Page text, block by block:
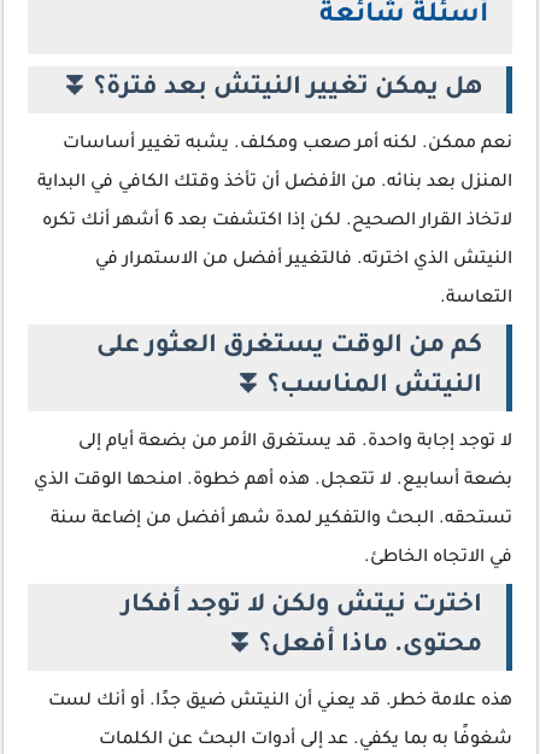
أسئلة شائعة
هل يمكن تغيير النيتش بعد فترة؟ ⏬
نعم ممكن. لكنه أمر صعب ومكلف. يشبه تغيير أساسات
المنزل بعد بنائه. من الأفضل أن تأخذ وقتك الكافي في البداية
لاتخاذ القرار الصحيح. لكن إذا اكتشفت بعد 6 أشهر أنك تكره
النيتش الذي اخترته. فالتغيير أفضل من الاستمرار في
التعاسة.
كم من الوقت يستغرق العثور على
النيتش المناسب؟ ⏬
لا توجد إجابة واحدة. قد يستغرق الأمر من بضعة أيام إلى
بضعة أسابيع. لا تتعجل. هذه أهم خطوة. امنحها الوقت الذي
تستحقه. البحث والتفكير لمدة شهر أفضل من إضاعة سنة
في الاتجاه الخاطئ.
اخترت نيتش ولكن لا توجد أفكار
محتوى. ماذا أفعل؟ ⏬
هذه علامة خطر. قد يعني أن النيتش ضيق جدًا. أو أنك لست
شغوفًا به بما يكفي. عد إلى أدوات البحث عن الكلمات